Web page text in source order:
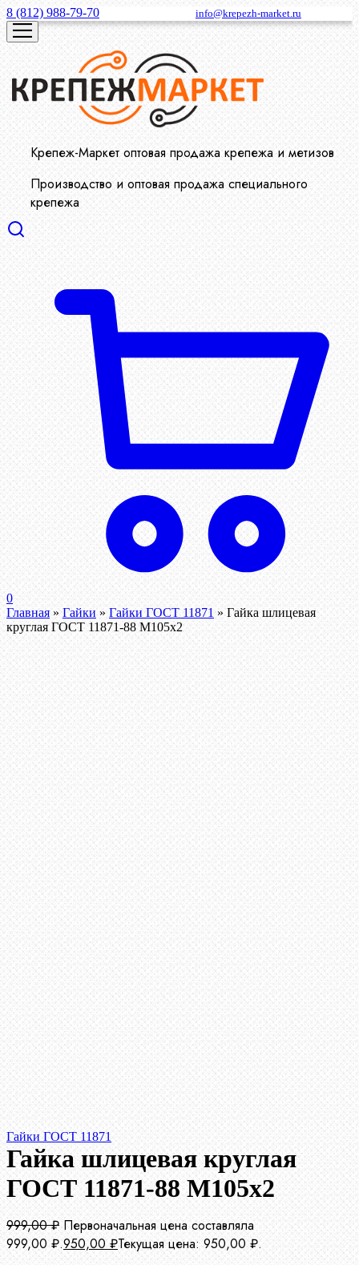
8 (812) 988-79-70 info@krepezh-market.ru
Крепеж-Маркет оптовая продажа крепежа и метизов
Производство и оптовая продажа специального
крепежа
0
Главная » Гайки » Гайки ГОСТ 11871 » Гайка шлицевая
круглая ГОСТ 11871-88 М105х2
Гайки ГОСТ 11871
Гайка шлицевая круглая
ГОСТ 11871-88 М105х2
999,00₽ Первоначальная цена составляла
999,00 ₽.950,00 ₽Текущая цена: 950,00 ₽.